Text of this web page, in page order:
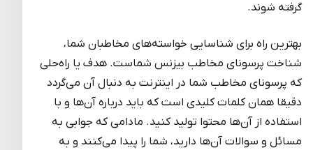
گرفته شوند.
بهترین راه برای شناسایی خواسته‌های مخاطبان شما،
شناخت پرسونای مخاطب بیزنس شماست. هدف یا راه‌حلی
که پرسونای مخاطب شما در اینترنت به دنبال آن می‌گردد
دقیقا همان کلمات کلیدی است که باید درباره آن‌ها و با
استفاده از آن‌ها محتوا تولید کنید. مادامی که جوابی به
مسائل و سوالات آن‌ها دارید، شما را پیدا می‌کنند و به